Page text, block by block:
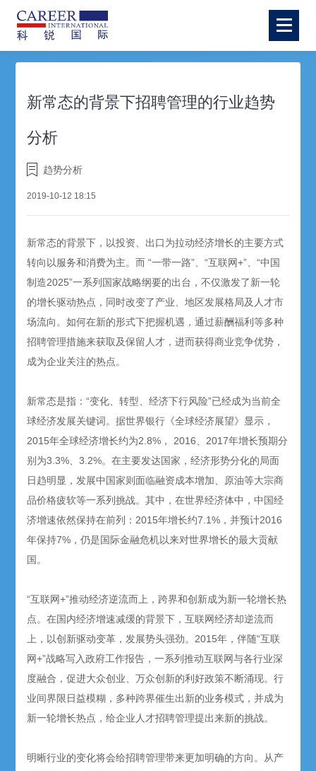
新常态的背景下招聘管理的行业趋势
分析
趋势分析
2019-10-12 18:15
新常态的背景下，以投资、出口为拉动经济增长的主要方式
转向以服务和消费为主。而 “一带一路”、“互联网+”、“中国
制造2025”一系列国家战略纲要的出台，不仅激发了新一轮
的增长驱动热点，同时改变了产业、地区发展格局及人才市
场流向。如何在新的形式下把握机遇，通过薪酬福利等多种
招聘管理措施来获取及保留人才，进而获得商业竞争优势，
成为企业关注的热点。
新常态是指：“变化、转型、经济下行风险”已经成为当前全
球经济发展关键词。据世界银行《全球经济展望》显示，
2015年全球经济增长约为2.8%， 2016、2017年增长预期分
别为3.3%、3.2%。在主要发达国家，经济形势分化的局面
日趋明显，发展中国家则面临融资成本增加、原油等大宗商
品价格疲软等一系列挑战。其中，在世界经济体中，中国经
济增速依然保持在前列：2015年增长约7.1%，并预计2016
年保持7%，仍是国际金融危机以来对世界增长的最大贡献
国。
“互联网+”推动经济逆流而上，跨界和创新成为新一轮增长热
点。在国内经济增速减缓的背景下，互联网经济却逆流而
上，以创新驱动变革，发展势头强劲。2015年，伴随“互联
网+”战略写入政府工作报告，一系列推动互联网与各行业深
度融合，促进大众创业、万众创新的利好政策不断涌现。行
业间界限日益模糊，多种跨界催生出新的业务模式，并成为
新一轮增长热点，给企业人才招聘管理提出来新的挑战。
明晰行业的变化将会给招聘管理带来更加明确的方向。从产